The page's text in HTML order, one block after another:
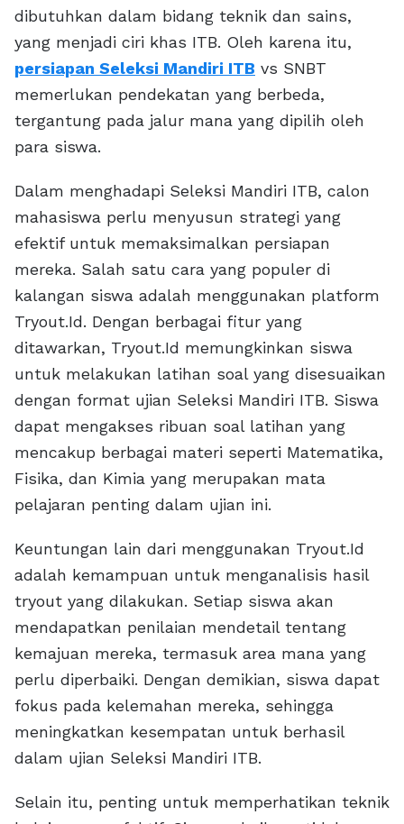
dibutuhkan dalam bidang teknik dan sains,
yang menjadi ciri khas ITB. Oleh karena itu,
persiapan Seleksi Mandiri ITB vs SNBT
memerlukan pendekatan yang berbeda,
tergantung pada jalur mana yang dipilih oleh
para siswa.
Dalam menghadapi Seleksi Mandiri ITB, calon
mahasiswa perlu menyusun strategi yang
efektif untuk memaksimalkan persiapan
mereka. Salah satu cara yang populer di
kalangan siswa adalah menggunakan platform
Tryout.Id. Dengan berbagai fitur yang
ditawarkan, Tryout.Id memungkinkan siswa
untuk melakukan latihan soal yang disesuaikan
dengan format ujian Seleksi Mandiri ITB. Siswa
dapat mengakses ribuan soal latihan yang
mencakup berbagai materi seperti Matematika,
Fisika, dan Kimia yang merupakan mata
pelajaran penting dalam ujian ini.
Keuntungan lain dari menggunakan Tryout.Id
adalah kemampuan untuk menganalisis hasil
tryout yang dilakukan. Setiap siswa akan
mendapatkan penilaian mendetail tentang
kemajuan mereka, termasuk area mana yang
perlu diperbaiki. Dengan demikian, siswa dapat
fokus pada kelemahan mereka, sehingga
meningkatkan kesempatan untuk berhasil
dalam ujian Seleksi Mandiri ITB.
Selain itu, penting untuk memperhatikan teknik